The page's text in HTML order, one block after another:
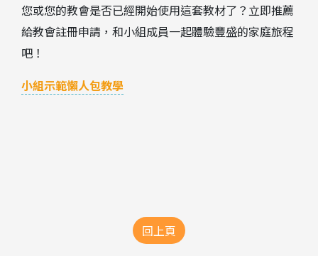
您或您的教會是否已經開始使用這套教材了？立即推薦
給教會註冊申請，和小組成員一起體驗豐盛的家庭旅程
吧！
小組示範懶人包教學
回上頁